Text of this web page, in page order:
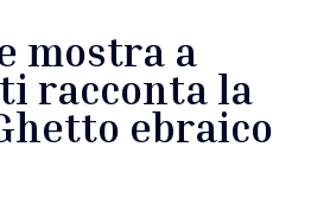
mostra a
racconta la
ebraico